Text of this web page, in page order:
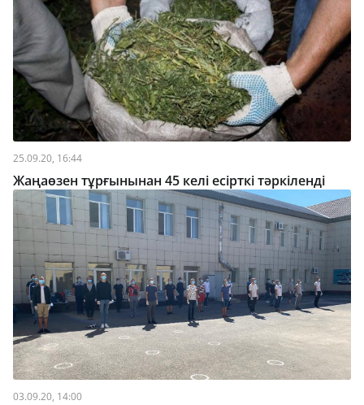
25.09.20, 16:44
Жаңаөзен тұрғынынан 45 келі есірткі тәркіленді
03.09.20, 14:00